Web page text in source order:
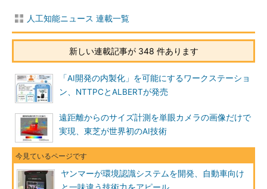
人工知能ニュース 連載一覧
新しい連載記事が 348 件あります
「AI開発の内製化」を可能にするワークステーショ
ン、NTTPCとALBERTが発売
遠距離からのサイズ計測を単眼カメラの画像だけで
実現、東芝が世界初のAI技術
ヤンマーが環境認識システムを開発、自動車向け